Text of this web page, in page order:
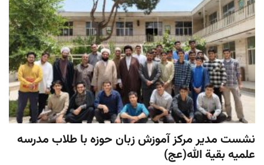
نشست مدیر مرکز آموزش زبان حوزه با طلاب مدرسه
علمیه بقیة الله(عج)